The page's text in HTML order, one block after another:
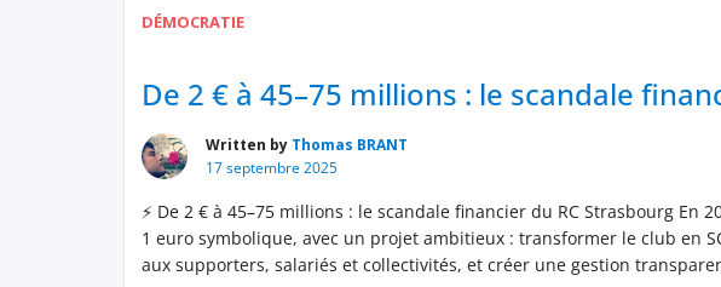
DÉMOCRATIE
De 2 € à 45–75 millions : le scandale
Written by Thomas BRANT
17 septembre 2025
⚡ De 2 € à 45–75 millions : le scandale financier du RC Strasbourg En
1 euro symbolique, avec un projet ambitieux : transformer le club en
aux supporters, salariés et collectivités, et créer une gestion